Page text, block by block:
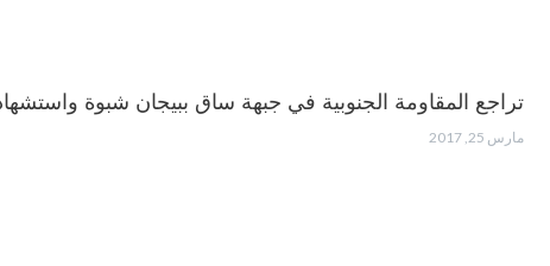
تراجع المقاومة الجنوبية في جبهة ساق ببيجان شبوة
مارس 25, 2017